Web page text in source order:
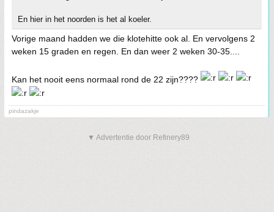
En hier in het noorden is het al koeler.
Vorige maand hadden we die klotehitte ook al. En vervolgens 2
weken 15 graden en regen. En dan weer 2 weken 30-35....
Kan het nooit eens normaal rond de 22 zijn????
pindazakje
▼ Advertentie door Refinery89